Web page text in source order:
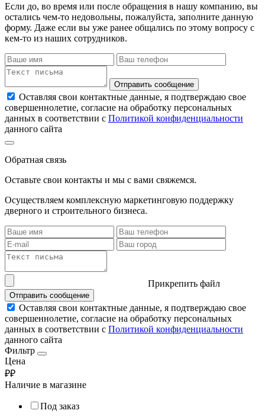
Если до, во время или после обращения в нашу компанию, вы
остались чем-то недовольны, пожалуйста, заполните данную
форму. Даже если вы уже ранее общались по этому вопросу с
кем-то из наших сотрудников.
Отправить сообщение
Оставляя свои контактные данные, я подтверждаю свое
совершеннолетие, согласие на обработку персональных
данных в соответствии с Политикой конфиденциальности
данного сайта
Обратная связь
Оставьте свои контакты и мы с вами свяжемся.
Осуществляем комплексную маркетинговую поддержку
дверного и строительного бизнеса.
Прикрепить файл
Отправить сообщение
Оставляя свои контактные данные, я подтверждаю свое
совершеннолетие, согласие на обработку персональных
данных в соответствии с Политикой конфиденциальности
данного сайта
Фильтр
Цена
₽₽
Наличие в магазине
Под заказ